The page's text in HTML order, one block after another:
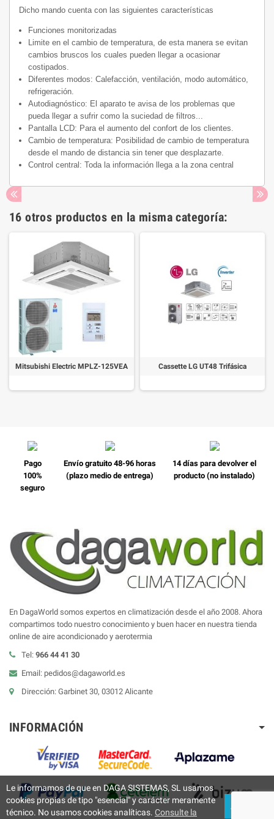
Dicho mando cuenta con las siguientes características
Funciones monitorizadas
Limite en el cambio de temperatura, de esta manera se evitan
cambios bruscos los cuales pueden llegar a ocasionar
costipados.
Diferentes modos: Calefacción, ventilación, modo automático,
refrigeración.
Autodiagnóstico: El aparato te avisa de los problemas que
pueda llegar a sufrir como la suciedad de filtros...
Pantalla LCD: Para el aumento del confort de los clientes.
Cambio de temperatura: Posibilidad de cambio de temperatura
desde el mando de distancia sin tener que desplazarte.
Control central: Toda la información llega a la zona central
16 otros productos en la misma categoría:
Mitsubishi Electric MPLZ-125VEA Cassette LG UT48 Trifásica
Pago
100%
seguro
Envío gratuito 48-96 horas
(plazo medio de entrega)
14 días para devolver el
producto (no instalado)
En DagaWorld somos expertos en climatización desde el año 2008. Ahora
compartimos todo nuestro conocimiento y buen hacer en nuestra tienda
online de aire acondicionado y aerotermia
Tel: 966 44 41 30
Email: pedidos@dagaworld.es
Dirección: Garbinet 30, 03012 Alicante
INFORMACIÓN
Le informamos de que en DAGA SISTEMAS, SL usamos
cookies propias de tipo "esencial" y carácter meramente
técnico. No usamos cookies analíticas. Consulte la
ACEPTAR